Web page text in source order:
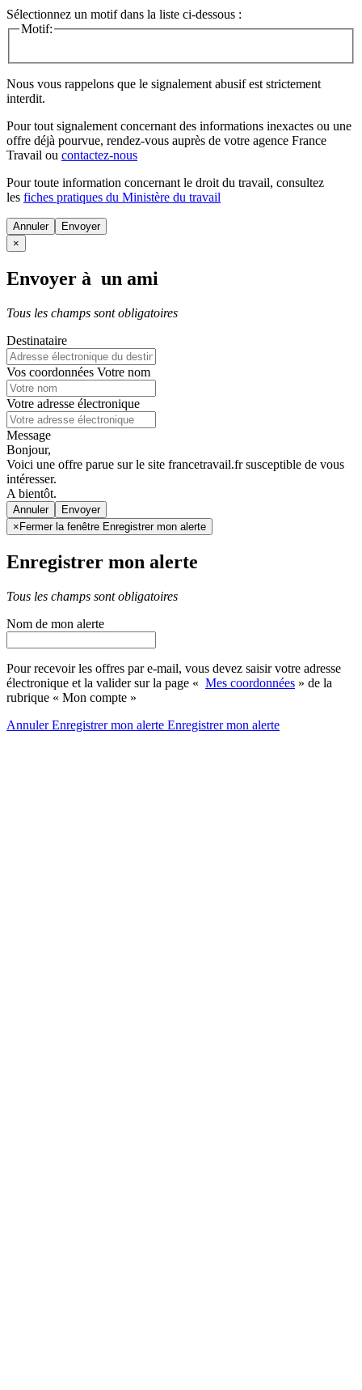
Sélectionnez un motif dans la liste ci-dessous :
Motif:
Nous vous rappelons que le signalement abusif est strictement
interdit.
Pour tout signalement concernant des informations inexactes ou une
offre déjà pourvue, rendez-vous auprès de votre agence France
Travail ou contactez-nous
Pour toute information concernant le droit du travail, consultez
les fiches pratiques du Ministère du travail
Annuler
×
Envoyer à un ami
Tous les champs sont obligatoires
Destinataire
Vos coordonnées Votre nom
Votre adresse électronique
Message
Bonjour,
Voici une offre parue sur le site francetravail.fr susceptible de vous
intéresser.
A bientôt.
Annuler
× Fermer la fenêtre Enregistrer mon alerte
Enregistrer mon alerte
Tous les champs sont obligatoires
Nom de mon alerte
Pour recevoir les offres par e-mail, vous devez saisir votre adresse
électronique et la valider sur la page « Mes coordonnées » de la
rubrique « Mon compte »
AnnulerEnregistrer mon alerte Enregistrermon alerte